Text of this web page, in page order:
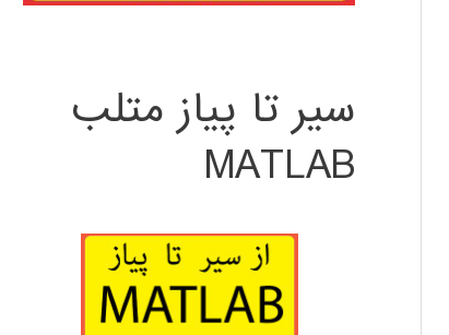
سیر تا پیاز متلب
MATLAB